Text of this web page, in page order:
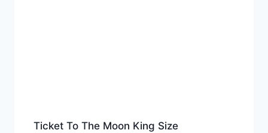
Ticket To The Moon King Size